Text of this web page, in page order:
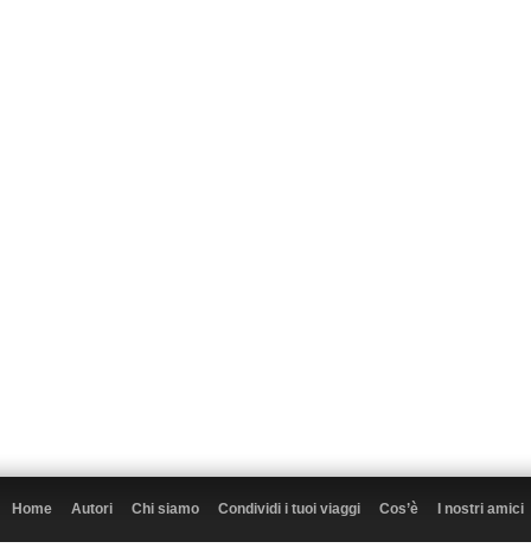
Home Autori Chi siamo Condividi i tuoi viaggi Cos’è I nostri amici